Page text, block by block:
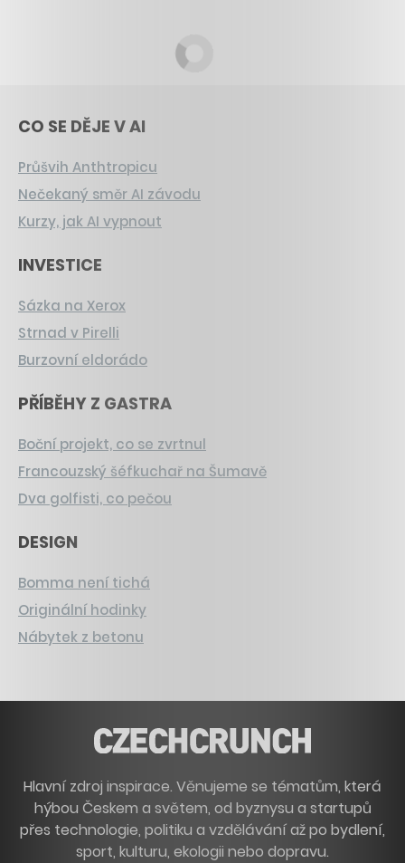
CO SE DĚJE V AI
Průšvih Anthtropicu
Nečekaný směr AI závodu
Kurzy, jak AI vypnout
INVESTICE
Sázka na Xerox
Strnad v Pirelli
Burzovní eldorádo
PŘÍBĚHY Z GASTRA
Boční projekt, co se zvrtnul
Francouzský šéfkuchař na Šumavě
Dva golfisti, co pečou
DESIGN
Bomma není tichá
Originální hodinky
Nábytek z betonu
Hlavní zdroj inspirace. Věnujeme se tématům, která
hýbou Českem a světem, od byznysu a startupů
přes technologie, politiku a vzdělávání až po bydlení,
sport, kulturu, ekologii nebo dopravu.